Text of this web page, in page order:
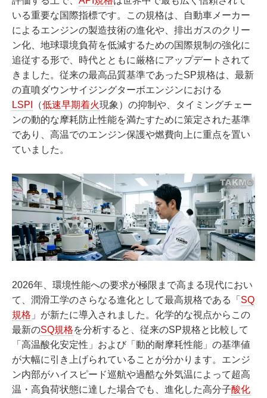
いる重要な国際指標です。この規格は、自動車メーカー
によるエンジンの製造技術の進化や、排出ガスのクリー
ン化、地球環境負荷を低減するための国際規制の強化に
追従する形で、時代とともに厳格にアップデートされて
きました。従来の最高品質基準であったSP規格は、最新
の直噴ダウンサイジングターボエンジンにおける
LSPI
（低速早期着火現象）の抑制や、タイミングチェー
ンの動的な摩耗防止性能を満たすために策定された基準
であり、高温でのエンジン保護や燃費向上に重点を置い
ていました。
2026年、環境性能への要求が極限まで高まる現代におい
て、潤滑工学のさらなる進化として最高規格である「 SQ
規格 」が新たに導入されました。化学的な視点からこの
最新のSQ規格を分析すると、従来のSP規格と比較して
「高温酸化安定性」および「動的耐摩耗性能」の基準値
が大幅に引き上げられていることが分かります。エンジ
ン内部がハイスピード巡航や過酷な外気温によって超高
温・高負荷状態に達した場合でも、進化した高分子酸化